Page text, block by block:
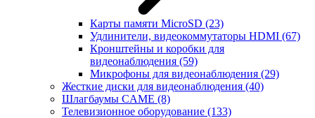
Карты памяти MicroSD (23)
Удлинители, видеокоммутаторы HDMI (67)
Кронштейны и коробки для
видеонаблюдения (59)
Микрофоны для видеонаблюдения (29)
Жесткие диски для видеонаблюдения (40)
Шлагбаумы CAME (8)
Телевизионное оборудование (133)